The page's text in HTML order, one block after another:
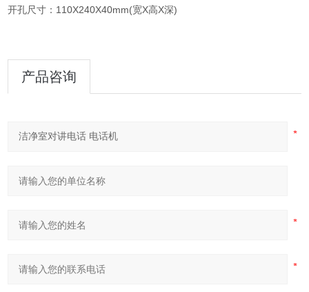
开孔尺寸：110X240X40mm(宽X高X深)
产品咨询